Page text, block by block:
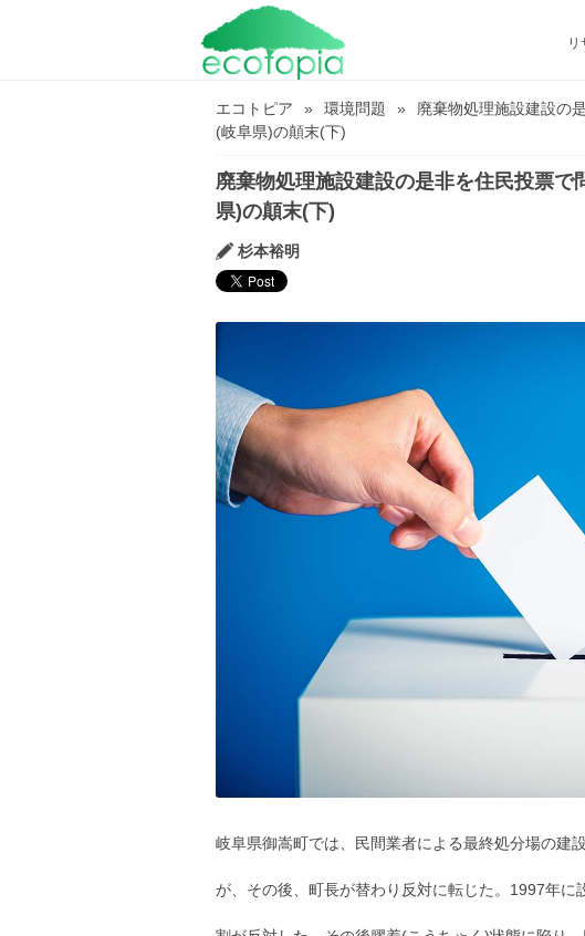
リ
エコトピア 環境問題
廃棄物処理施設建設の
(岐阜県)の顛末(下)
廃棄物処理施設建設の是非を住民投票
県)の顛末(下)
杉本裕明
岐阜県御嵩町では、民間業者による最終処分場の建
が、その後、町長が替わり反対に転じた。1997年